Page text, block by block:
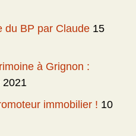
du BP par Claude 15
à Grignon :
2021
immobilier ! 10